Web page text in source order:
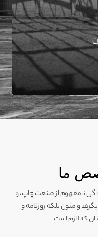
ما
نامفهوم از صنعت چاپ، و
و متون بلکه روزنامه و
که لازم است.